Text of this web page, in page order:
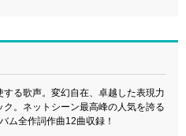
る歌声。変幻自在、卓越した表現力
。ネットシーン最高峰の人気を誇る
ム全作詞作曲12曲収録！